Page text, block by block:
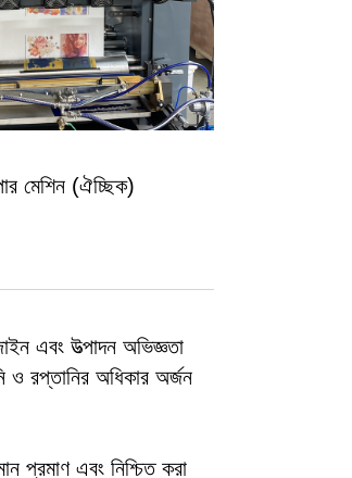
মেশিন (ঐচ্ছিক)
এবং উত্পাদন অভিজ্ঞতা
রপ্তানির অধিকার অর্জন
প্রমাণ এবং নিশ্চিত করা